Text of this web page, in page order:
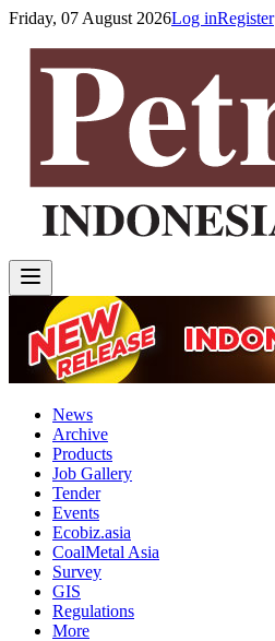
Friday, 07 August 2026Log inRegister
News
Archive
Products
Job Gallery
Tender
Events
Ecobiz.asia
CoalMetal Asia
Survey
GIS
Regulations
More